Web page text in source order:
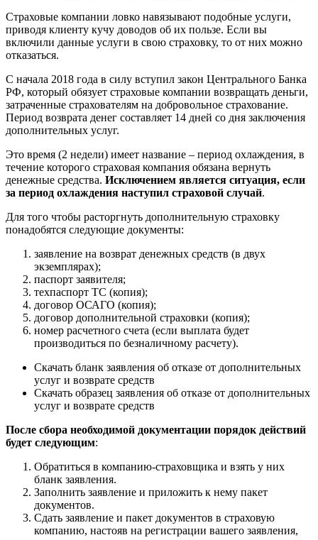
Страховые компании ловко навязывают подобные услуги,
приводя клиенту кучу доводов об их пользе. Если вы
включили данные услуги в свою страховку, то от них можно
отказаться.
С начала 2018 года в силу вступил закон Центрального Банка
РФ, который обязует страховые компании возвращать деньги,
затраченные страхователям на добровольное страхование.
Период возврата денег составляет 14 дней со дня заключения
дополнительных услуг.
Это время (2 недели) имеет название – период охлаждения, в
течение которого страховая компания обязана вернуть
денежные средства. Исключением является ситуация, если
за период охлаждения наступил страховой случай.
Для того чтобы расторгнуть дополнительную страховку
понадобятся следующие документы:
заявление на возврат денежных средств (в двух
экземплярах);
паспорт заявителя;
техпаспорт ТС (копия);
договор ОСАГО (копия);
договор дополнительной страховки (копия);
номер расчетного счета (если выплата будет
производиться по безналичному расчету).
Скачать бланк заявления об отказе от дополнительных
услуг и возврате средств
Скачать образец заявления об отказе от дополнительных
услуг и возврате средств
После сбора необходимой документации порядок действий
будет следующим:
Обратиться в компанию-страховщика и взять у них
бланк заявления.
Заполнить заявление и приложить к нему пакет
документов.
Сдать заявление и пакет документов в страховую
компанию, настояв на регистрации вашего заявления,